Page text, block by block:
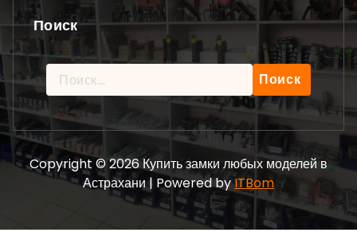
Поиск
Найти:
Copyright © 2026 Купить замки любых моделей в
Астрахани | Powered byITBom